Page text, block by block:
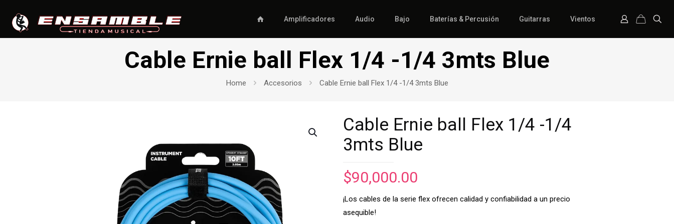
Amplificadores Audio Bajo Baterías & Percusión Guitarras Vientos
Cable Ernie ball Flex 1/4 -1/4 3mts Blue
Home Accesorios Cable Ernie ball Flex 1/4 -1/4 3mts Blue
Cable Ernie ball Flex 1/4 -1/4
3mts Blue
$90,000.00
¡Los cables de la serie flex ofrecen calidad y confiabilidad a un precio
asequible!